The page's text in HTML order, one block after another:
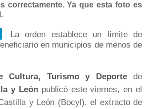
correctamente. Ya que esta foto es
La orden establece un límite de
en municipios de menos de
Cultura, Turismo y Deportede
y León publicó este viernes, en el
y León (Bocyl), el extracto de